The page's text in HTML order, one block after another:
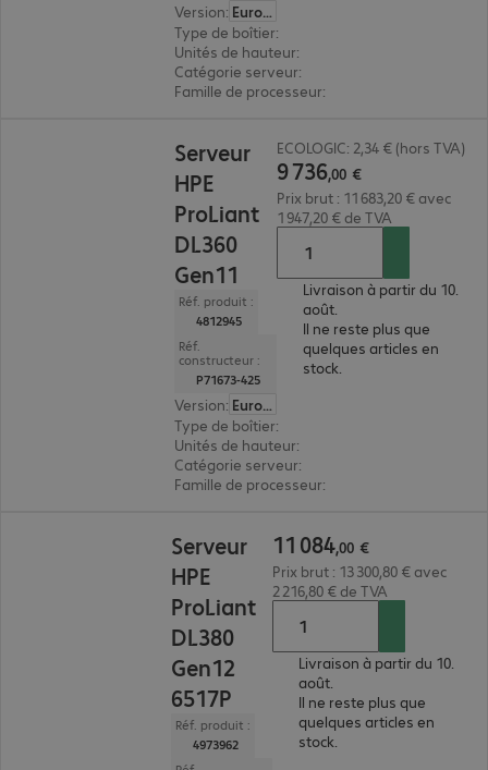
Version:
Europe
Type de boîtier:
Unités de hauteur:
Catégorie serveur:
Famille de processeur:
Serveur
HPE
ProLiant
DL360
Gen11
Réf. produit :
4812945
Réf.
constructeur :
P71673-425
Version:
Europe
Type de boîtier:
Unités de hauteur:
Catégorie serveur:
Famille de processeur:
ECOLOGIC: 2,34 € (hors TVA)
9736,00 €
Prix brut : 11 683,20 € avec
1 947,20 € de TVA
Livraison à partir du 10.
août.
Il ne reste plus que
quelques articles en
stock.
Serveur
HPE
ProLiant
DL380
Gen12
6517P
Réf. produit :
4973962
11 084,00 €
Prix brut : 13 300,80 € avec
2 216,80 € de TVA
Livraison à partir du 10.
août.
Il ne reste plus que
quelques articles en
stock.